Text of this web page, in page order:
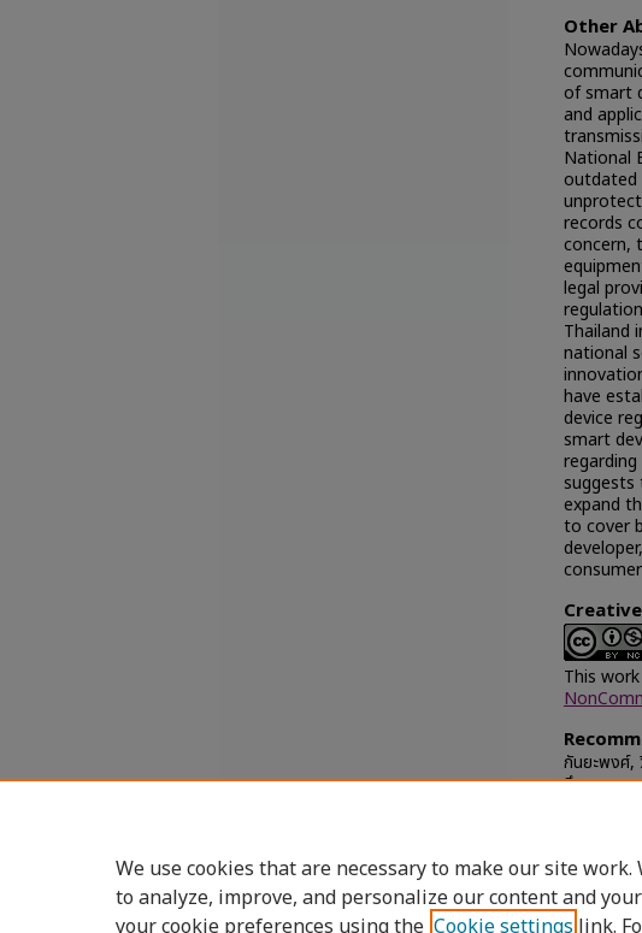
Other
of smart
and
National
outdated
records
concern,
legal
Thailand
national
have
device
smart
expand
to cover
This
กันยะพงศ์,
ศึกษาบทบา
We use cookies that are necessary to make our site
to analyze, improve, and personalize our content and
your cookie preferences using the Cookie settings link.